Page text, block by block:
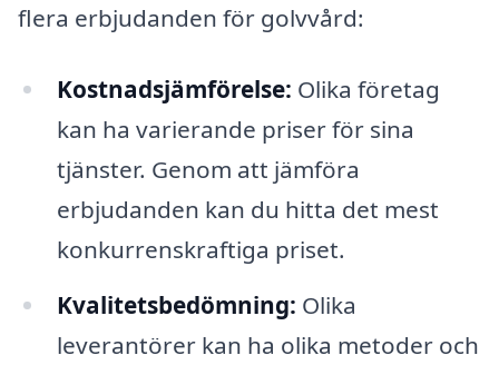
flera erbjudanden för golvvård:
Kostnadsjämförelse: Olika företag
kan ha varierande priser för sina
tjänster. Genom att jämföra
erbjudanden kan du hitta det mest
konkurrenskraftiga priset.
Kvalitetsbedömning: Olika
leverantörer kan ha olika metoder och